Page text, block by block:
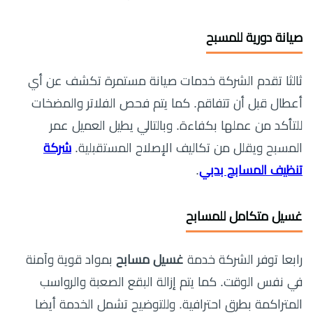
صيانة دورية للمسبح
ثالثا تقدم الشركة خدمات صيانة مستمرة تكشف عن أي
أعطال قبل أن تتفاقم. كما يتم فحص الفلاتر والمضخات
للتأكد من عملها بكفاءة. وبالتالي يطيل العميل عمر
المسبح ويقلل من تكاليف الإصلاح المستقبلية. شركة
تنظيف المسابح بدبي.
غسيل متكامل للمسابح
رابعا توفر الشركة خدمة غسيل مسابح بمواد قوية وآمنة
في نفس الوقت. كما يتم إزالة البقع الصعبة والرواسب
المتراكمة بطرق احترافية. وللتوضيح تشمل الخدمة أيضا